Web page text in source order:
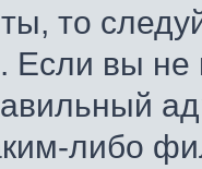
то
Если вы
либо